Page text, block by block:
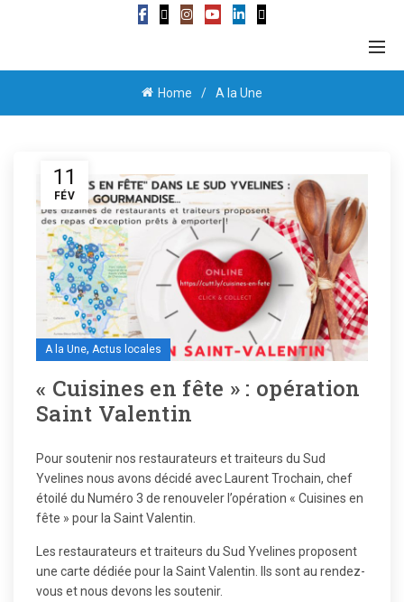
Home A la Une
11
FÉV
A la Une, Actus locales
« Cuisines en fête » : opération
Saint Valentin
Pour soutenir nos restaurateurs et traiteurs du Sud
Yvelines nous avons décidé avec Laurent Trochain, chef
étoilé du Numéro 3 de renouveler l’opération « Cuisines en
fête » pour la Saint Valentin.
Les restaurateurs et traiteurs du Sud Yvelines proposent
une carte dédiée pour la Saint Valentin. Ils sont au rendez-
vous et nous devons les soutenir.